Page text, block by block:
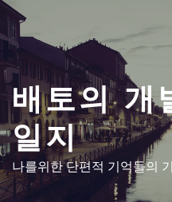
콘
츠
로
건
뛰
기
배토의 개
일지
나를위한 단편적 기억들의